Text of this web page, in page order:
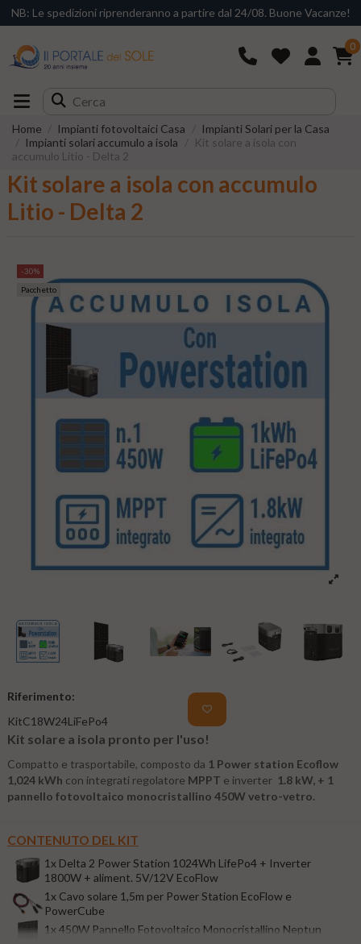
NB: Le spedizioni riprenderanno a partire dal 24/08. Buone Vacanze!
0
Home Impianti fotovoltaici Casa
Impianti Solari per la Casa
Impianti solari accumulo a isola
Kit solare a isola con
accumulo Litio - Delta 2
Kit solare a isola con accumulo
Litio - Delta 2
-30%
Pacchetto
Riferimento:
KitC18W24LiFePo4
Kit solare a isola pronto per l'uso!
Compatto e trasportabile, composto da 1 Power station Ecoflow
1,024 kWh con integrati regolatore MPPT e inverter 1.8 kW, + 1
pannello fotovoltaico monocristallino 450W vetro-vetro.
CONTENUTO DEL KIT
1x Delta 2 Power Station 1024Wh LifePo4 + Inverter
1800W + aliment. 5V/12V EcoFlow
1x Cavo solare 1,5m per Power Station EcoFlow e
PowerCube
1x 450W Pannello Fotovoltaico Monocristallino Neptun